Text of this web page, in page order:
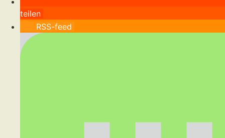
teilen
RSS-feed